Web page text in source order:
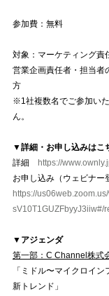
参加費：無料
対象：マーケティング責
営業企画責任者・担当者
方
※1社複数名でご参加い
ん。
▼詳細・お申し込みはこ
詳細
https://
お申し込み（ウェビナー
https://
sV10T1GUZFbyyJ3iiw#/
▼アジェンダ
第一部：C Channel株式
「ミドル〜マイクロイ
新トレンド」